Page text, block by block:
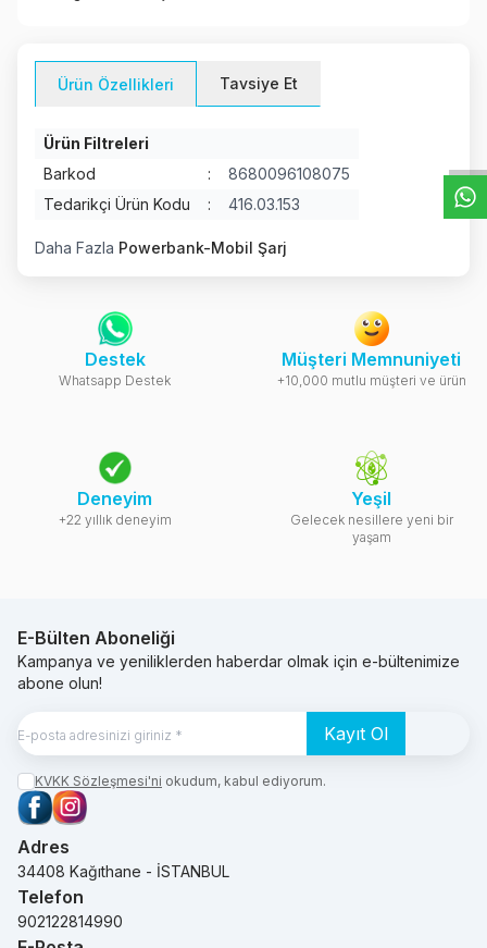
Ürün Özellikleri Tavsiye Et
Ürün Filtreleri
Barkod
:
8680096108075
Tedarikçi Ürün Kodu
: 416.03.153
Daha Fazla Powerbank-Mobil Şarj
Destek
Whatsapp Destek
Müşteri Memnuniyeti
+10,000 mutlu müşteri ve ürün
Deneyim
+22 yıllık deneyim
Yeşil
Gelecek nesillere yeni bir
yaşam
E-Bülten Aboneliği
Kampanya ve yeniliklerden haberdar olmak için e-bültenimize
abone olun!
Kayıt Ol
KVKK Sözleşmesi'ni okudum, kabul ediyorum.
Facebook
Instagram
Adres
34408 Kağıthane - İSTANBUL
Telefon
902122814990